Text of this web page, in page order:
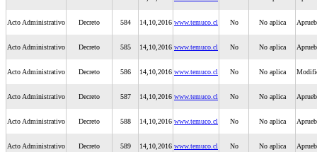
Acto Administrativo Decreto 584 14,10,2016 www.temuco.cl No No aplica
Acto Administrativo Decreto 585 14,10,2016 www.temuco.cl No No aplica
Acto Administrativo Decreto 586 14,10,2016 www.temuco.cl No No aplica
Acto Administrativo Decreto 587 14,10,2016 www.temuco.cl No No aplica
Acto Administrativo Decreto 588 14,10,2016 www.temuco.cl No No aplica
Acto Administrativo Decreto 589 14,10,2016 www.temuco.cl No No aplica